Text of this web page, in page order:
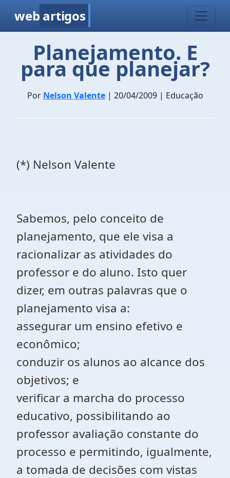
web artigos
Planejamento. E
para que planejar?
Por Nelson Valente| 20/04/2009 | Educação
(*) Nelson Valente
Sabemos, pelo conceito de
planejamento, que ele visa a
racionalizar as atividades do
professor e do aluno. Isto quer
dizer, em outras palavras que o
planejamento visa a:
assegurar um ensino efetivo e
econômico;
conduzir os alunos ao alcance dos
objetivos; e
verificar a marcha do processo
educativo, possibilitando ao
professor avaliação constante do
processo e permitindo, igualmente,
a tomada de decisões com vistas